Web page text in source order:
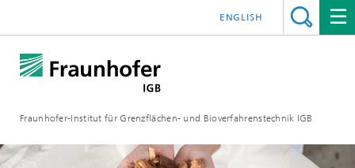
Fraunhofer-Institut für Grenzflächen- und Bioverfahrenstechnik IGB
ENGLISH